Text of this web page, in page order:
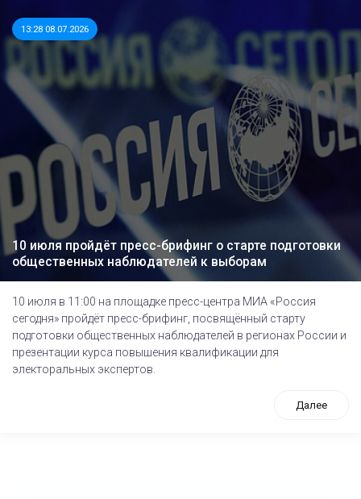
13:28 08.07.2026
10 июля пройдёт пресс-брифинг о старте подготовки
общественных наблюдателей к выборам
10 июля в 11:00 на площадке пресс-центра МИА «Россия
сегодня» пройдёт пресс-брифинг, посвящённый cтарту
подготовки общественных наблюдателей в регионах России и
презентации курса повышения квалификации для
электоральных экспертов.
Далее